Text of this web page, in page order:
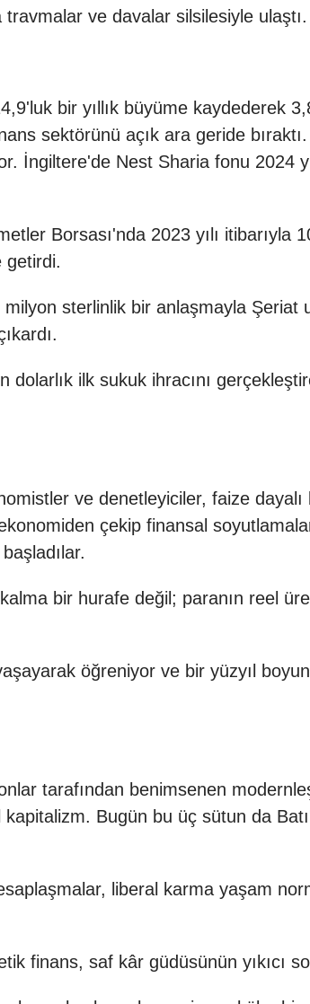
ve davalar silsilesiyle ulaştı.
bir yıllık büyüme kaydederek
sektörünü açık ara geride
İngiltere'de Nest Sharia fonu 2024
Borsası'nda 2023 yılı
getirdi.
sterlinlik bir anlaşmayla Şeriat
ilk sukuk ihracını
ve denetleyiciler, faize dayalı
çekip finansal
bir hurafe değil; paranın reel
öğreniyor ve bir yüzyıl
tarafından benimsenen
Bugün bu üç sütun da
liberal karma yaşam
finans, saf kâr güdüsünün yıkıcı